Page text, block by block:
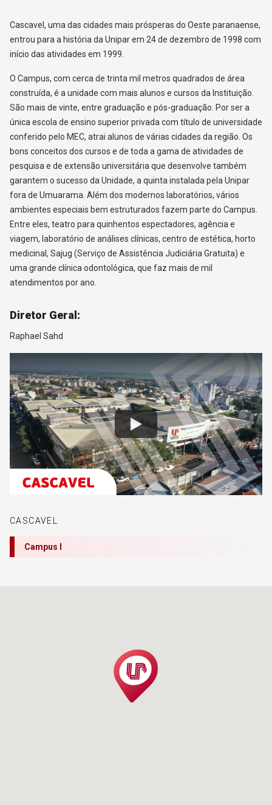
CASCAVEL
Campus I
Cascavel, uma das cidades mais prósperas do Oeste paranaense,
entrou para a história da Unipar em 24 de dezembro de 1998 com
início das atividades em 1999.
O Campus, com cerca de trinta mil metros quadrados de área
construída, é a unidade com mais alunos e cursos da Instituição.
São mais de vinte, entre graduação e pós-graduação. Por ser a
única escola de ensino superior privada com título de universidade
conferido pelo MEC, atrai alunos de várias cidades da região. Os
bons conceitos dos cursos e de toda a gama de atividades de
pesquisa e de extensão universitária que desenvolve também
garantem o sucesso da Unidade, a quinta instalada pela Unipar
fora de Umuarama. Além dos modernos laboratórios, vários
ambientes especiais bem estruturados fazem parte do Campus.
Entre eles, teatro para quinhentos espectadores, agência e
viagem, laboratório de análises clínicas, centro de estética, horto
medicinal, Sajug (Serviço de Assistência Judiciária Gratuita) e
uma grande clínica odontológica, que faz mais de mil
atendimentos por ano.
Diretor Geral:
Raphael Sahd